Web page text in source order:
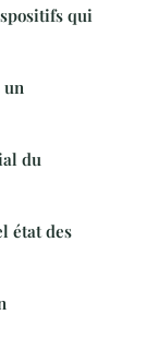
qui
un
du
état des